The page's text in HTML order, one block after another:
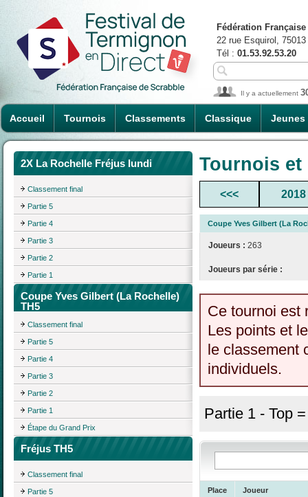
Accueil Tournois Classements Classique Jeunes
Fédération
22 rue Esquirol,
Tél : 01.53.92.53.20
Il y a actuellement
2X La Rochelle Fréjus lundi
Classement final
Partie 5
Partie 4
Partie 3
Partie 2
Partie 1
Coupe Yves Gilbert (La Rochelle)
TH5
Classement final
Partie 5
Partie 4
Partie 3
Partie 2
Partie 1
Étape du Grand Prix
Fréjus TH5
Classement final
Partie 5
Tournois
<<< 2018
Coupe Yves Gilbert (La
Joueurs : 263
Joueurs par série :
Ce tournoi est
Les points et
le classement
individuels.
Partie 1 - Top
Place Joueur